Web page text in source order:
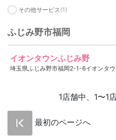
その他サービス (1)
ふじみ野市福岡
イオンタウンふじみ野
埼玉県ふじみ野市福岡2-1-6イオンタ
1店舗中、1〜1
最初のページへ